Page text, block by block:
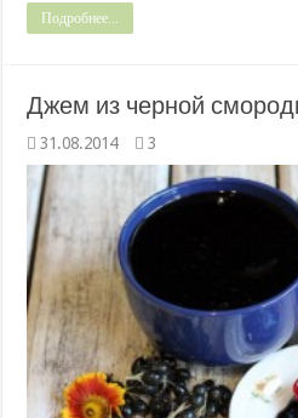
Подробнее...
Джем из черной
31.08.2014 3